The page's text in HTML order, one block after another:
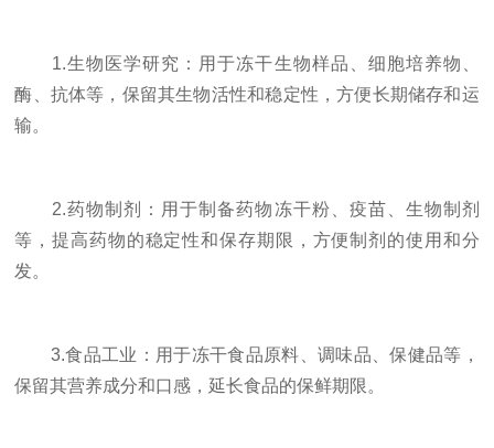
1.生物医学研究：用于冻干生物样品、细胞培养物、
酶、抗体等，保留其生物活性和稳定性，方便长期储存和运
输。
2.药物制剂：用于制备药物冻干粉、疫苗、生物制剂
等，提高药物的稳定性和保存期限，方便制剂的使用和分
发。
3.食品工业：用于冻干食品原料、调味品、保健品等，
保留其营养成分和口感，延长食品的保鲜期限。